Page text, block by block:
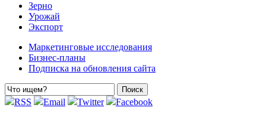
Зерно
Урожай
Экспорт
Маркетинговые исследования
Бизнес-планы
Подписка на обновления сайта
RSS Email Twitter Facebook